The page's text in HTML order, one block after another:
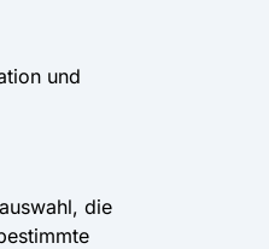
und
die